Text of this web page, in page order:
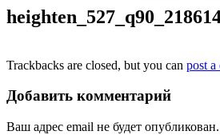
Trackbacks are closed, but you can post a
Добавить комментарий
Ваш адрес email не будет опубликован.